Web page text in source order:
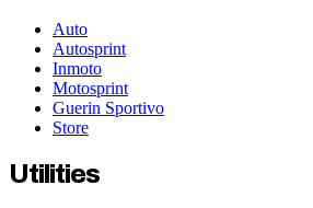
Auto
Autosprint
Inmoto
Motosprint
Guerin Sportivo
Store
Utilities